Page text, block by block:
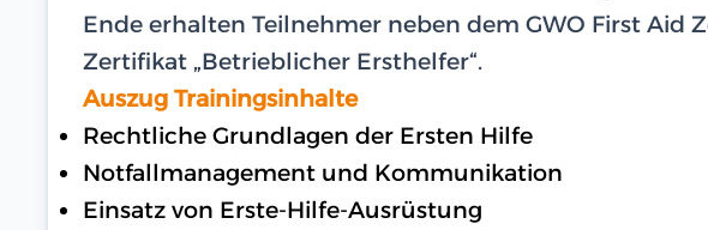
Ende erhalten Teilnehmer neben dem GWO First Aid
Zertifikat „Betrieblicher Ersthelfer“.
Auszug Trainingsinhalte
Rechtliche Grundlagen der Ersten Hilfe
Notfallmanagement und Kommunikation
Einsatz von Erste-Hilfe-Ausrüstung